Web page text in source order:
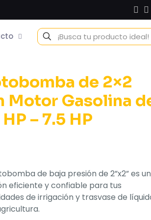
de 2×2
Motor Gasolina
– 7.5 HP
de baja presión de 2”x2” es
eficiente y confiable para tus
de irrigación y trasvase de